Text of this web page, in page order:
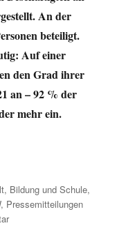
An der
beteiligt.
Auf einer
den Grad ihrer
an – 92 % der
mehr ein.
, Bildung und Schule,
, Pressemitteilungen
zu